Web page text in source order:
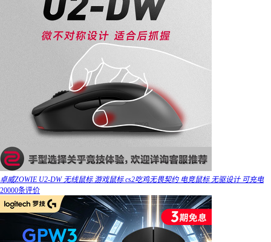
卓威ZOWIE U2-DW 无线鼠标 游戏鼠标 cs2吃鸡无畏契约 电竞鼠标 无驱设计 可充电
20000条评价